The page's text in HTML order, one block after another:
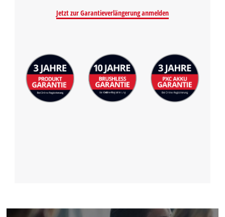
Jetzt zur Garantieverlängerung anmelden